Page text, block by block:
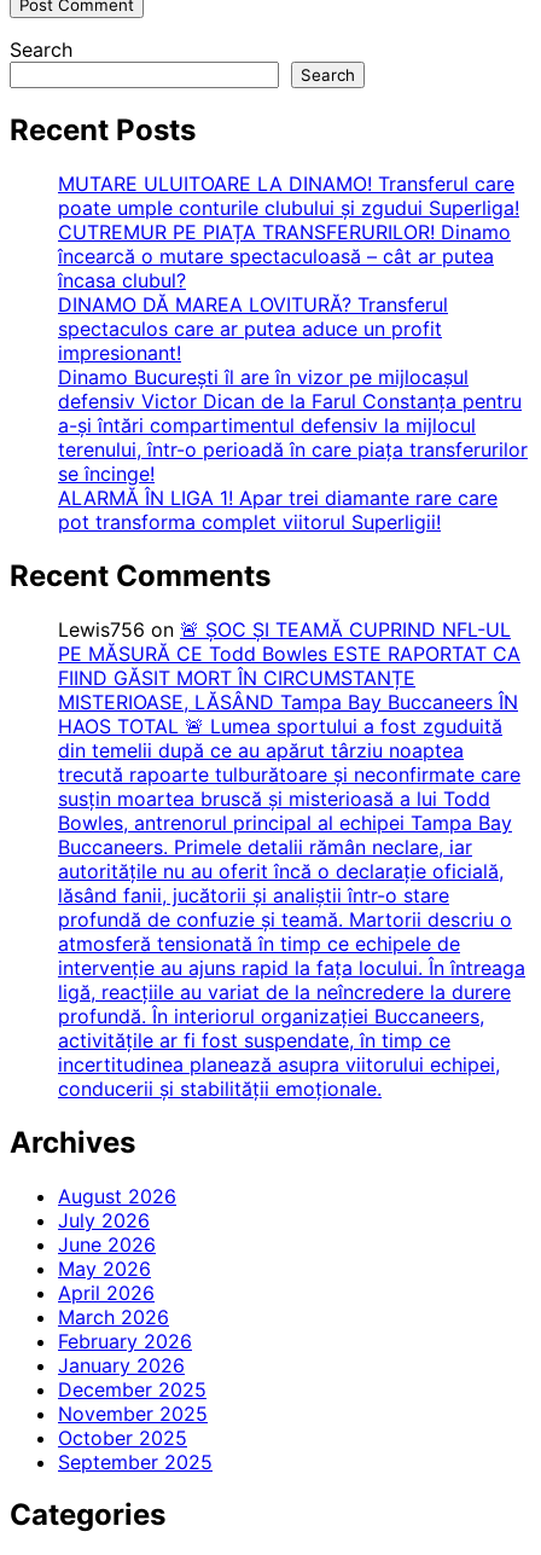
Search
Search
Recent Posts
MUTARE ULUITOARE LA DINAMO! Transferul care
poate umple conturile clubului și zgudui Superliga!
CUTREMUR PE PIAȚA TRANSFERURILOR! Dinamo
încearcă o mutare spectaculoasă – cât ar putea
încasa clubul?
DINAMO DĂ MAREA LOVITURĂ? Transferul
spectaculos care ar putea aduce un profit
impresionant!
Dinamo București îl are în vizor pe mijlocașul
defensiv Victor Dican de la Farul Constanța pentru
a-și întări compartimentul defensiv la mijlocul
terenului, într-o perioadă în care piața transferurilor
se încinge!
ALARMĂ ÎN LIGA 1! Apar trei diamante rare care
pot transforma complet viitorul Superligii!
Recent Comments
Lewis756 on 🚨 ȘOC ȘI TEAMĂ CUPRIND NFL-UL
PE MĂSURĂ CE Todd Bowles ESTE RAPORTAT CA
FIIND GĂSIT MORT ÎN CIRCUMSTANȚE
MISTERIOASE, LĂSÂND Tampa Bay Buccaneers ÎN
HAOS TOTAL 🚨 Lumea sportului a fost zguduită
din temelii după ce au apărut târziu noaptea
trecută rapoarte tulburătoare și neconfirmate care
susțin moartea bruscă și misterioasă a lui Todd
Bowles, antrenorul principal al echipei Tampa Bay
Buccaneers. Primele detalii rămân neclare, iar
autoritățile nu au oferit încă o declarație oficială,
lăsând fanii, jucătorii și analiștii într-o stare
profundă de confuzie și teamă. Martorii descriu o
atmosferă tensionată în timp ce echipele de
intervenție au ajuns rapid la fața locului. În întreaga
ligă, reacțiile au variat de la neîncredere la durere
profundă. În interiorul organizației Buccaneers,
activitățile ar fi fost suspendate, în timp ce
incertitudinea planează asupra viitorului echipei,
conducerii și stabilității emoționale.
Archives
August 2026
July 2026
June 2026
May 2026
April 2026
March 2026
February 2026
January 2026
December 2025
November 2025
October 2025
September 2025
Categories